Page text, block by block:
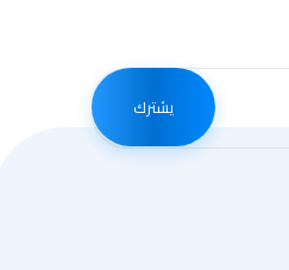
يشترك